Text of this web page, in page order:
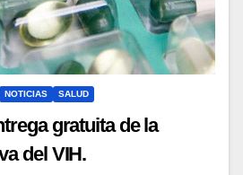
NOTICIAS SALUD
gratuita de la
del VIH.